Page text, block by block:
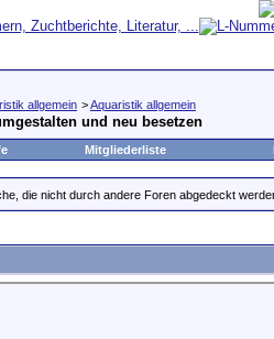
allgemein >Aquaristik allgemein
und neu besetzen
Mitgliederliste
die nicht durch andere Foren abgedeckt